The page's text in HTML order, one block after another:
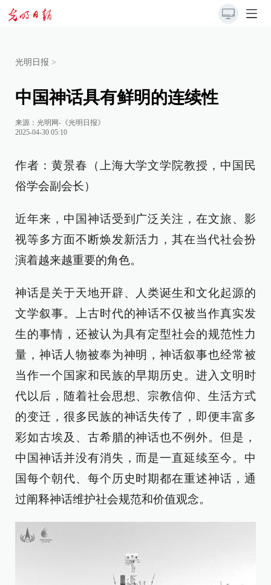
光明日报 >
中国神话具有鲜明的连续性
来源： 光明网-《光明日报》
2025-04-30 05:10
作者：黄景春（上海大学文学院教授，中国民
俗学会副会长）
近年来，中国神话受到广泛关注，在文旅、影
视等多方面不断焕发新活力，其在当代社会扮
演着越来越重要的角色。
神话是关于天地开辟、人类诞生和文化起源的
文学叙事。上古时代的神话不仅被当作真实发
生的事情，还被认为具有定型社会的规范性力
量，神话人物被奉为神明，神话叙事也经常被
当作一个国家和民族的早期历史。进入文明时
代以后，随着社会思想、宗教信仰、生活方式
的变迁，很多民族的神话失传了，即便丰富多
彩如古埃及、古希腊的神话也不例外。但是，
中国神话并没有消失，而是一直延续至今。中
国每个朝代、每个历史时期都在重述神话，通
过阐释神话维护社会规范和价值观念。